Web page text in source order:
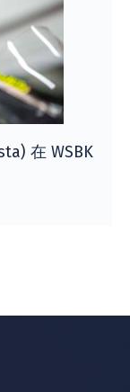
在 WSBK